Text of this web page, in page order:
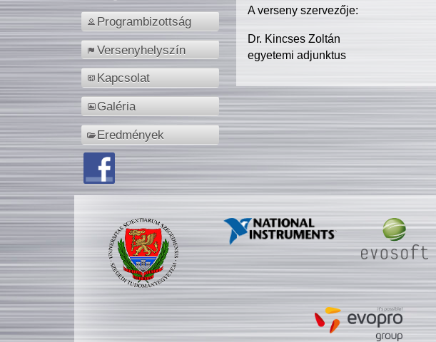
Programbizottság
Versenyhelyszín
Kapcsolat
Galéria
Eredmények
A verseny szervezője:
Dr. Kincses Zoltán
egyetemi adjunktus